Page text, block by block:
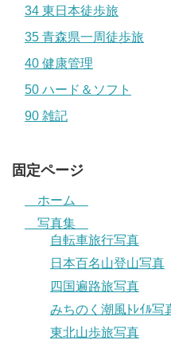
34 東日本徒歩旅
35 青森県一周徒歩旅
40 健康管理
50 ハード＆ソフト
90 雑記
固定ページ
ホーム
写真集
自転車旅行写真
日本百名山登山写真
四国遍路旅写真
みちのく潮風ﾄﾚｲﾙ写
東北山歩旅写真